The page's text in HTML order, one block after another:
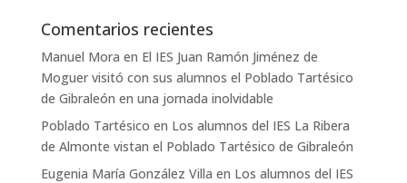
Comentarios recientes
Manuel Mora en El IES Juan Ramón Jiménez de
Moguer visitó con sus alumnos el Poblado Tartésico
de Gibraleón en una jornada inolvidable
Poblado Tartésico en Los alumnos del IES La Ribera
de Almonte vistan el Poblado Tartésico de Gibraleón
Eugenia María González Villa en Los alumnos del IES